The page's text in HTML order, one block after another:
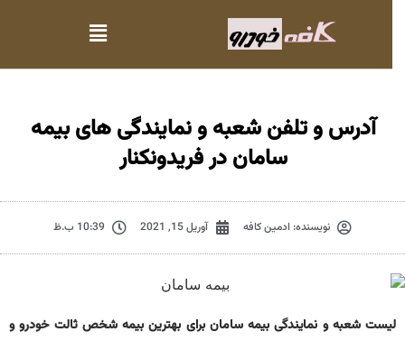
آدرس و تلفن شعبه و نمایندگی های بیمه
سامان در فریدونکنار
نویسنده:ادمین کافه آوریل 15, 2021 10:39 ب.ظ
لیست شعبه و نمایندگی بیمه سامان برای بهترین بیمه شخص ثالت خودرو و